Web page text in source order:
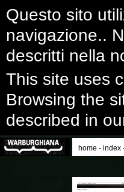
Questo sito
navigazione..
descritti nella
This site uses
Browsing the
described in
home - index